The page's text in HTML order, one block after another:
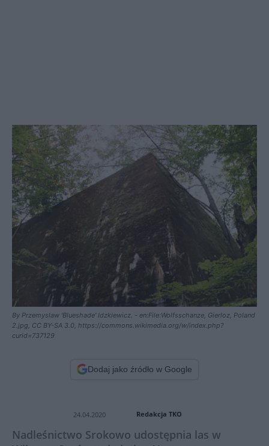
By Przemyslaw 'Blueshade' Idzkiewicz. - en:File:Wolfsschanze, Gierloz, Poland
2.jpg, CC BY-SA 3.0, https://commons.wikimedia.org/w/index.php?
curid=737129
Dodaj jako źródło w Google
24.04.2020 Redakcja TKO
Nadleśnictwo Srokowo udostępnia las w